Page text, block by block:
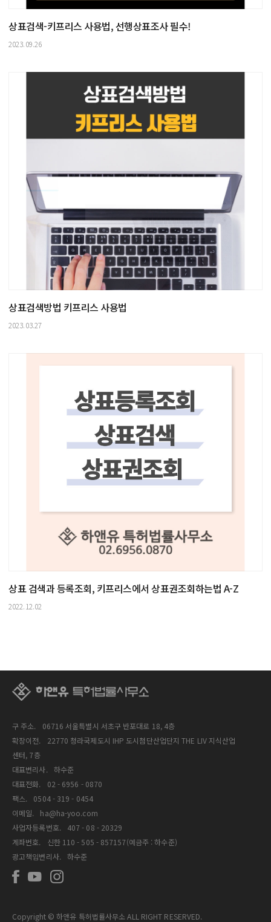
상표검색-키프리스 사용법, 선행상표조사 필수!
2023.09.26
상표검색방법 키프리스 사용법
2023.03.27
상표 검색과 등록조회, 키프리스에서 상표권조회하는법 A-Z
2022.12.02
구 주소.
06716 서울특별시 서초구 반포대로 18, 4층
확장이전.
22770 청라국제도시 IHP 도시첨단산업단지 THE LIV 지식산업
센터, 7층
대표변리사.
하수준
대표전화.
02 - 6956 - 0870
팩스.
0504 - 319 - 0454
이메일.
ha@ha-yoo.com
사업자등록번호.
407 - 08 - 20329
계좌번호.
신한 110 - 505 - 857157(예금주 : 하수준)
광고책임변리사.
하수준
Copyright © 하앤유 특허법률사무소 ALL RIGHT RESERVED.